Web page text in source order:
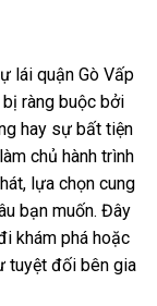
lái quận Gò Vấp
ràng buộc bởi
hay sự bất tiện
chủ hành trình
lựa chọn cung
bạn muốn. Đây
khám phá hoặc
tuyệt đối bên gia